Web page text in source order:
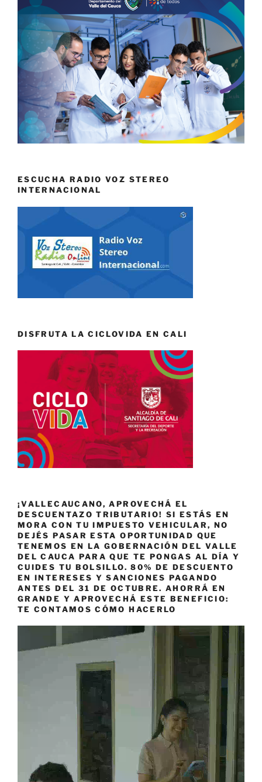
ESCUCHA RADIO VOZ STEREO
INTERNACIONAL
DISFRUTA LA CICLOVIDA EN CALI
¡VALLECAUCANO, APROVECHÁ EL
DESCUENTAZO TRIBUTARIO! SI ESTÁS EN
MORA CON TU IMPUESTO VEHICULAR, NO
DEJÉS PASAR ESTA OPORTUNIDAD QUE
TENEMOS EN LA GOBERNACIÓN DEL VALLE
DEL CAUCA PARA QUE TE PONGAS AL DÍA Y
CUIDES TU BOLSILLO. 80% DE DESCUENTO
EN INTERESES Y SANCIONES PAGANDO
ANTES DEL 31 DE OCTUBRE. AHORRÁ EN
GRANDE Y APROVECHÁ ESTE BENEFICIO:
TE CONTAMOS CÓMO HACERLO